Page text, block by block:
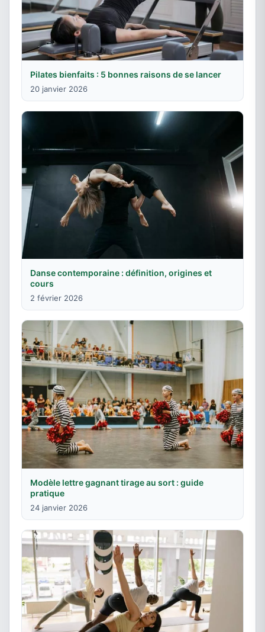
Pilates bienfaits : 5 bonnes raisons de se lancer
20 janvier 2026
Danse contemporaine : définition, origines et
cours
2 février 2026
Modèle lettre gagnant tirage au sort : guide
pratique
24 janvier 2026